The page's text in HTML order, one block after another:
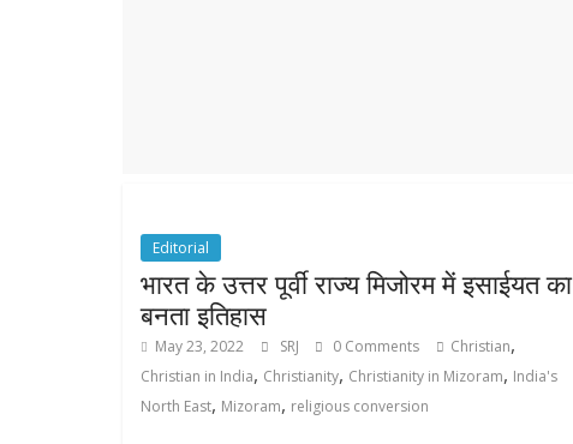
Editorial
भारत के उत्तर पूर्वी राज्य मिजोरम में इसाईयत का
बनता इतिहास
May 23, 2022 SRJ 0 Comments Christian,
Christian in India, Christianity, Christianity in Mizoram, India's
North East, Mizoram, religious conversion